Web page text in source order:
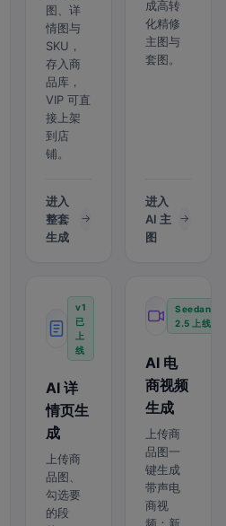
图、详
情图与
SKU，
存入商
品库，
VIP 可直
接上架
到店
铺。
进入
整套
生成
成高转
化精修
主图与
套图。
进入
AI 主
图
v1
已
上
线
AI 详
情页生
成
上传商
品图、
勾选要
的段
Seedance
2.5 上线
AI 电
商视频
生成
上传商
品图一
键生成
带声电
商视